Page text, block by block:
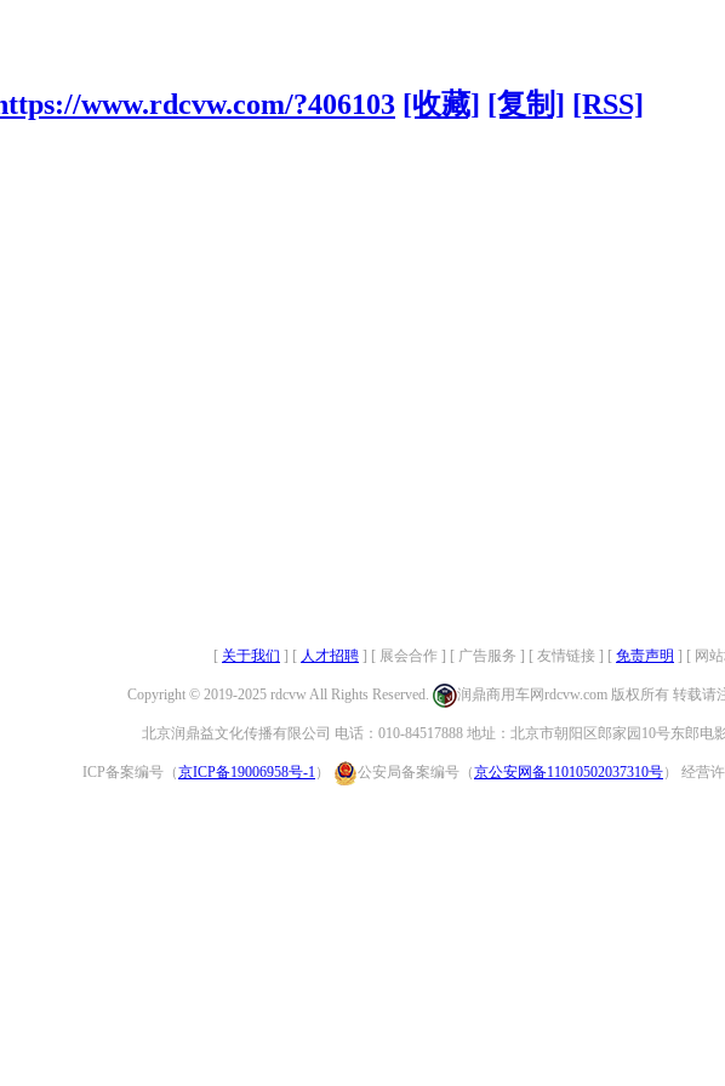
www.rdcvw.com/?406103 [收藏] [复制] [RSS]
[ 关于我们 ] [ 人才招聘 ] [ 展会合作 ] [ 广告服务 ] [ 友情链接 ] [ 免责声明 ] [ 网
Copyright © 2019-2025 rdcvw All Rights Reserved. 润鼎商用车网rdcvw.com 版权所有 转载请
北京润鼎益文化传播有限公司 电话：010-84517888 地址：北京市朝阳区郎家园10号东郎电
ICP备案编号（京ICP备19006958号-1 ） 公安局备案编号（京公安网备11010502037310号） 经营